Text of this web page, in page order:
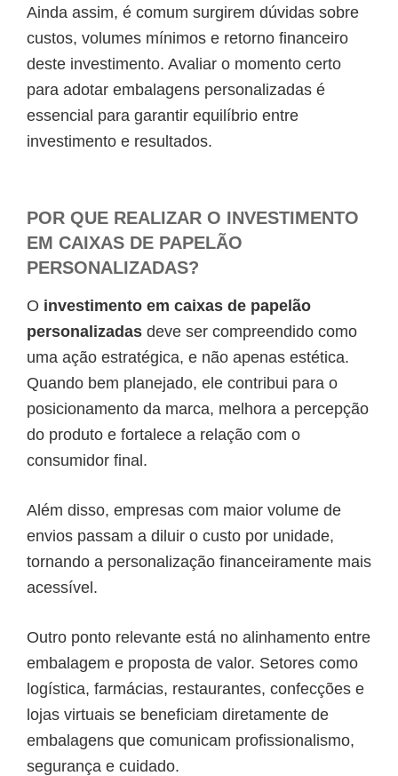
Ainda assim, é comum surgirem dúvidas sobre
custos, volumes mínimos e retorno financeiro
deste investimento. Avaliar o momento certo
para adotar embalagens personalizadas é
essencial para garantir equilíbrio entre
investimento e resultados.
POR QUE REALIZAR O INVESTIMENTO
EM CAIXAS DE PAPELÃO
PERSONALIZADAS?
O investimento em caixas de papelão
personalizadas deve ser compreendido como
uma ação estratégica, e não apenas estética.
Quando bem planejado, ele contribui para o
posicionamento da marca, melhora a percepção
do produto e fortalece a relação com o
consumidor final.
Além disso, empresas com maior volume de
envios passam a diluir o custo por unidade,
tornando a personalização financeiramente mais
acessível.
Outro ponto relevante está no alinhamento entre
embalagem e proposta de valor. Setores como
logística, farmácias, restaurantes, confecções e
lojas virtuais se beneficiam diretamente de
embalagens que comunicam profissionalismo,
segurança e cuidado.